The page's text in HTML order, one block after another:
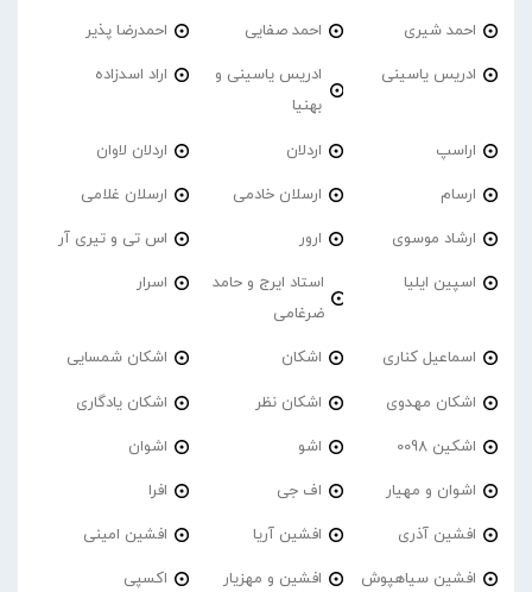
احمد شیری احمد صفایی احمدرضا پذیر
ادریس یاسینی
ادریس یاسینی و
بهنیا
اراد اسدزاده
اراسپ اردلان اردلان لاوان
ارسام ارسلان خادمی ارسلان غلامی
ارشاد موسوی ارور اس تی و تیری آر
اسپین ایلیا
استاد ایرج و حامد
ضرغامی
اسرار
اسماعیل کناری اشکان اشکان شمسایی
اشکان مهدوی اشکان نظر اشکان یادگاری
اشکین 0098 اشو اشوان
اشوان و مهیار اف جی افرا
افشین آذری افشین آریا افشین امینی
افشین سیاهپوش افشین و مهزیار اکسپی